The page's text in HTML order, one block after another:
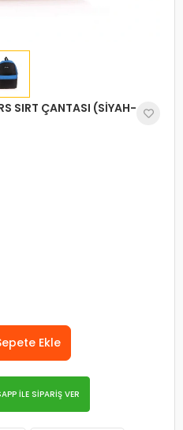
SIRT ÇANTASI (SİYAH-
Ekle
İLE SİPARİŞ VER